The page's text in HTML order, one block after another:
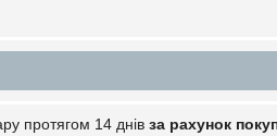
протягом 14 днів за рахунок